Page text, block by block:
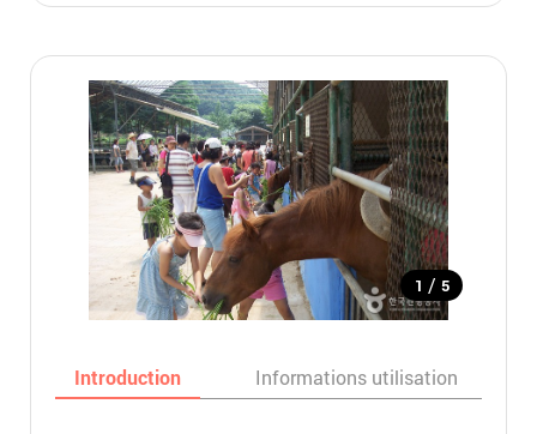
1 / 5
Introduction Informations utilisation